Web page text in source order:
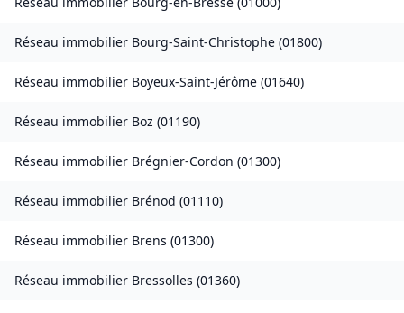
Réseau immobilier Bourg-Saint-Christophe (01800)
Réseau immobilier Boyeux-Saint-Jérôme (01640)
Réseau immobilier Boz (01190)
Réseau immobilier Brégnier-Cordon (01300)
Réseau immobilier Brénod (01110)
Réseau immobilier Brens (01300)
Réseau immobilier Bressolles (01360)